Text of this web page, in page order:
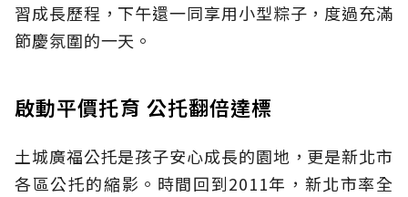
習成長歷程，下午還一同享用小型粽子，度過充滿
節慶氛圍的一天。
啟動平價托育 公托翻倍達標
土城廣福公托是孩子安心成長的園地，更是新北市
各區公托的縮影。時間回到2011年，新北市率全